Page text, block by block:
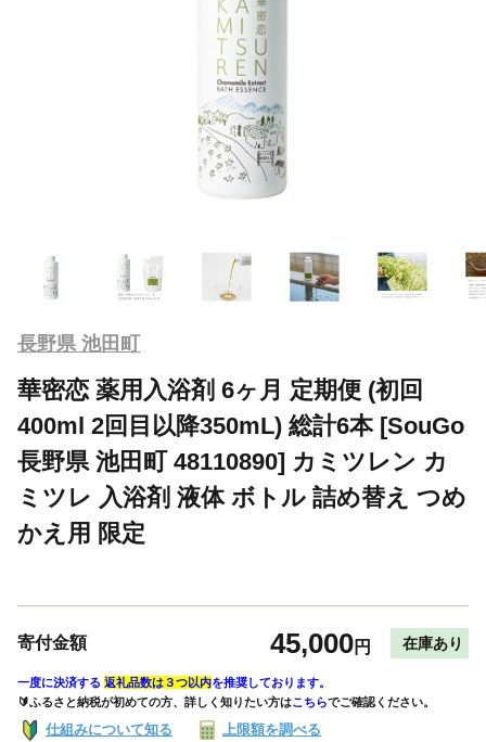
長野県 池田町
華密恋 薬用入浴剤 6ヶ月 定期便 (初回
400ml 2回目以降350mL) 総計6本 [SouGo
長野県 池田町 48110890] カミツレン カ
ミツレ 入浴剤 液体 ボトル 詰め替え つめ
かえ用 限定
寄付金額 45,000円 在庫あり
一度に決済する 返礼品数は３つ以内を推奨しております。
🔰ふるさと納税が初めての方、詳しく知りたい方はこちらでご確認ください。
仕組みについて知る 上限額を調べる